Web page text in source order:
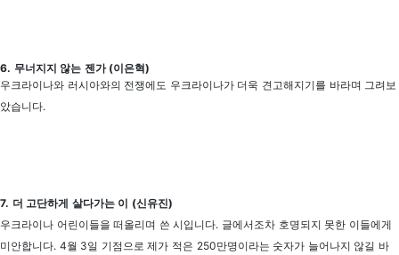
6. 무너지지 않는 젠가 (이은혁)
우크라이나와 러시아와의 전쟁에도 우크라이나가 더욱 견고해지기를 바라며 그려보
았습니다.
7. 더 고단하게 살다가는 이 (신유진)
우크라이나 어린이들을 떠올리며 쓴 시입니다. 글에서조차 호명되지 못한 이들에게
미안합니다. 4월 3일 기점으로 제가 적은 250만명이라는 숫자가 늘어나지 않길 바